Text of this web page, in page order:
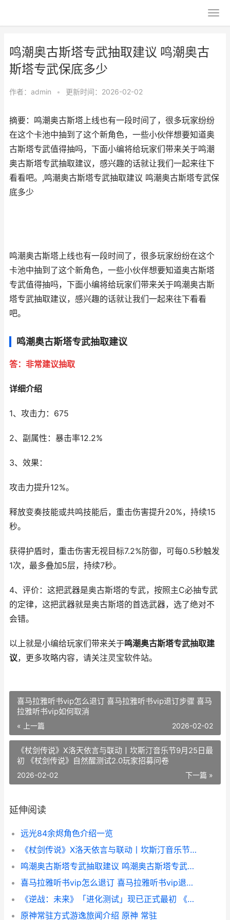
鸣潮奥古斯塔专武抽取建议 鸣潮奥古
斯塔专武保底多少
作者： admin • 更新时间：2026-02-02
摘要：鸣潮奥古斯塔上线也有一段时间了，很多玩家纷纷
在这个卡池中抽到了这个新角色，一些小伙伴想要知道奥
古斯塔专武值得抽吗，下面小编将给玩家们带来关于鸣潮
奥古斯塔专武抽取建议，感兴趣的话就让我们一起来往下
看看吧。,鸣潮奥古斯塔专武抽取建议 鸣潮奥古斯塔专武保
底多少
鸣潮奥古斯塔上线也有一段时间了，很多玩家纷纷在这个
卡池中抽到了这个新角色，一些小伙伴想要知道奥古斯塔
专武值得抽吗，下面小编将给玩家们带来关于鸣潮奥古斯
塔专武抽取建议，感兴趣的话就让我们一起来往下看看
吧。
鸣潮奥古斯塔专武抽取建议
答：非常建议抽取
详细介绍
1、攻击力：675
2、副属性：暴击率12.2%
3、效果：
攻击力提升12%。
释放变奏技能或共鸣技能后，重击伤害提升20%，持续15
秒。
获得护盾时，重击伤害无视目标7.2%防御，可每0.5秒触发
1次，最多叠加5层，持续7秒。
4、评价：这把武器是奥古斯塔的专武，按照主C必抽专武
的定律，这把武器就是奥古斯塔的首选武器，选了绝对不
会错。
以上就是小编给玩家们带来关于鸣潮奥古斯塔专武抽取建
议，更多攻略内容，请关注灵宝软件站。
喜马拉雅听书vip怎么退订 喜马拉雅听书vip退订步骤 喜马
拉雅听书vip如何取消
« 上一篇 2026-02-02
《杖剑传说》X洛天依言与联动丨坎斯汀音乐节9月25日最
初 《杖剑传说》自然醒测试2.0玩家招募问卷
下一篇 »
2026-02-02
延伸阅读
远光84余烬角色介绍一览
《杖剑传说》X洛天依言与联动丨坎斯汀音乐节9月25日最初 《杖剑传说》自然醒测试2.0玩家招募问卷
鸣潮奥古斯塔专武抽取建议 鸣潮奥古斯塔专武保底多少
喜马拉雅听书vip怎么退订 喜马拉雅听书vip退订步骤 喜马拉雅听书vip如何取消
《逆战：未来》「进化测试」现已正式最初 《逆战:未来》官网
原神常驻方式游逸旅闻介绍 原神 常驻